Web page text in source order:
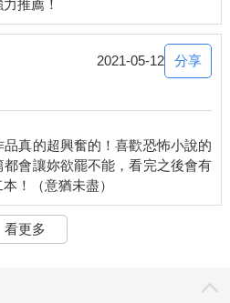
2021-05-12 分享
真的超興奮的！喜歡恐怖小說的
會讓妳欲罷不能，看完之後會有
看更多